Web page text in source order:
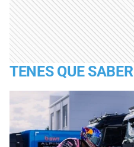
TENES QUE SABER